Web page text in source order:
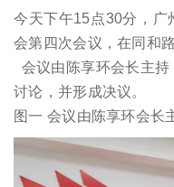
今天下午15点30分，广
会第四次会议，在同和
会议由陈享环会长主
讨论，并形成决议。
图一 会议由陈享环会长